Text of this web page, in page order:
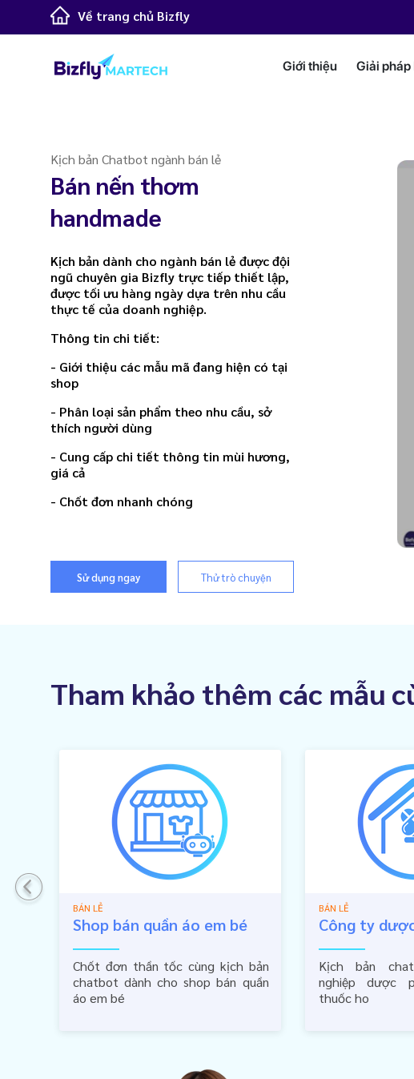
Về trang chủ Bizfly
Giới thiệu Giải
Kịch bản Chatbot ngành bán lẻ
Bán nến thơm
handmade
Kịch bản dành cho ngành bán lẻ được đội
ngũ chuyên gia Bizfly trực tiếp thiết lập,
được tối ưu hàng ngày dựa trên nhu cầu
thực tế của doanh nghiệp.
Thông tin chi tiết:
- Giới thiệu các mẫu mã đang hiện có tại
shop
- Phân loại sản phẩm theo nhu cầu, sở
thích người dùng
- Cung cấp chi tiết thông tin mùi hương,
giá cả
- Chốt đơn nhanh chóng
Sử dụng ngay Thử trò chuyện
Tham khảo thêm các mẫu
BÁN LẺ
Shop bán quần áo em bé
Chốt đơn thần tốc cùng kịch bản
chatbot dành cho shop bán quần
áo em bé
BÁN LẺ
Công ty
Kịch bản
nghiệp dược
thuốc ho